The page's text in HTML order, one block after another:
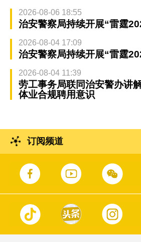
2026-08-06 18:55
治安警察局持续开展“雷霆
2026-08-04 17:09
治安警察局持续开展“雷霆
2026-08-04 11:39
劳工事务局联同治安警办讲
体业合规聘用意识
订阅频道